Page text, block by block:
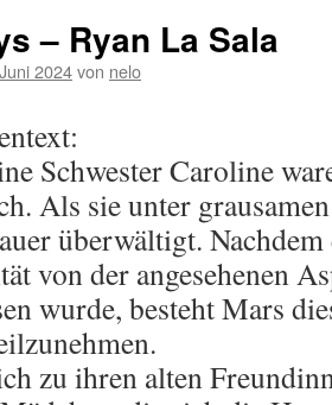
– Ryan La Sala
2024von nelo
Schwester Caroline
Als sie unter
überwältigt. Nachdem
von der angesehenen
wurde, besteht Mars
zu ihren alten